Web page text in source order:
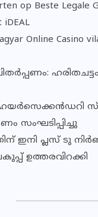
op Beste Legale
iDEAL
Online Casino
സംഘടിപ്പിച്ചു
ഇനി പ്ലസ് ടു
ഉത്തരവിറക്കി